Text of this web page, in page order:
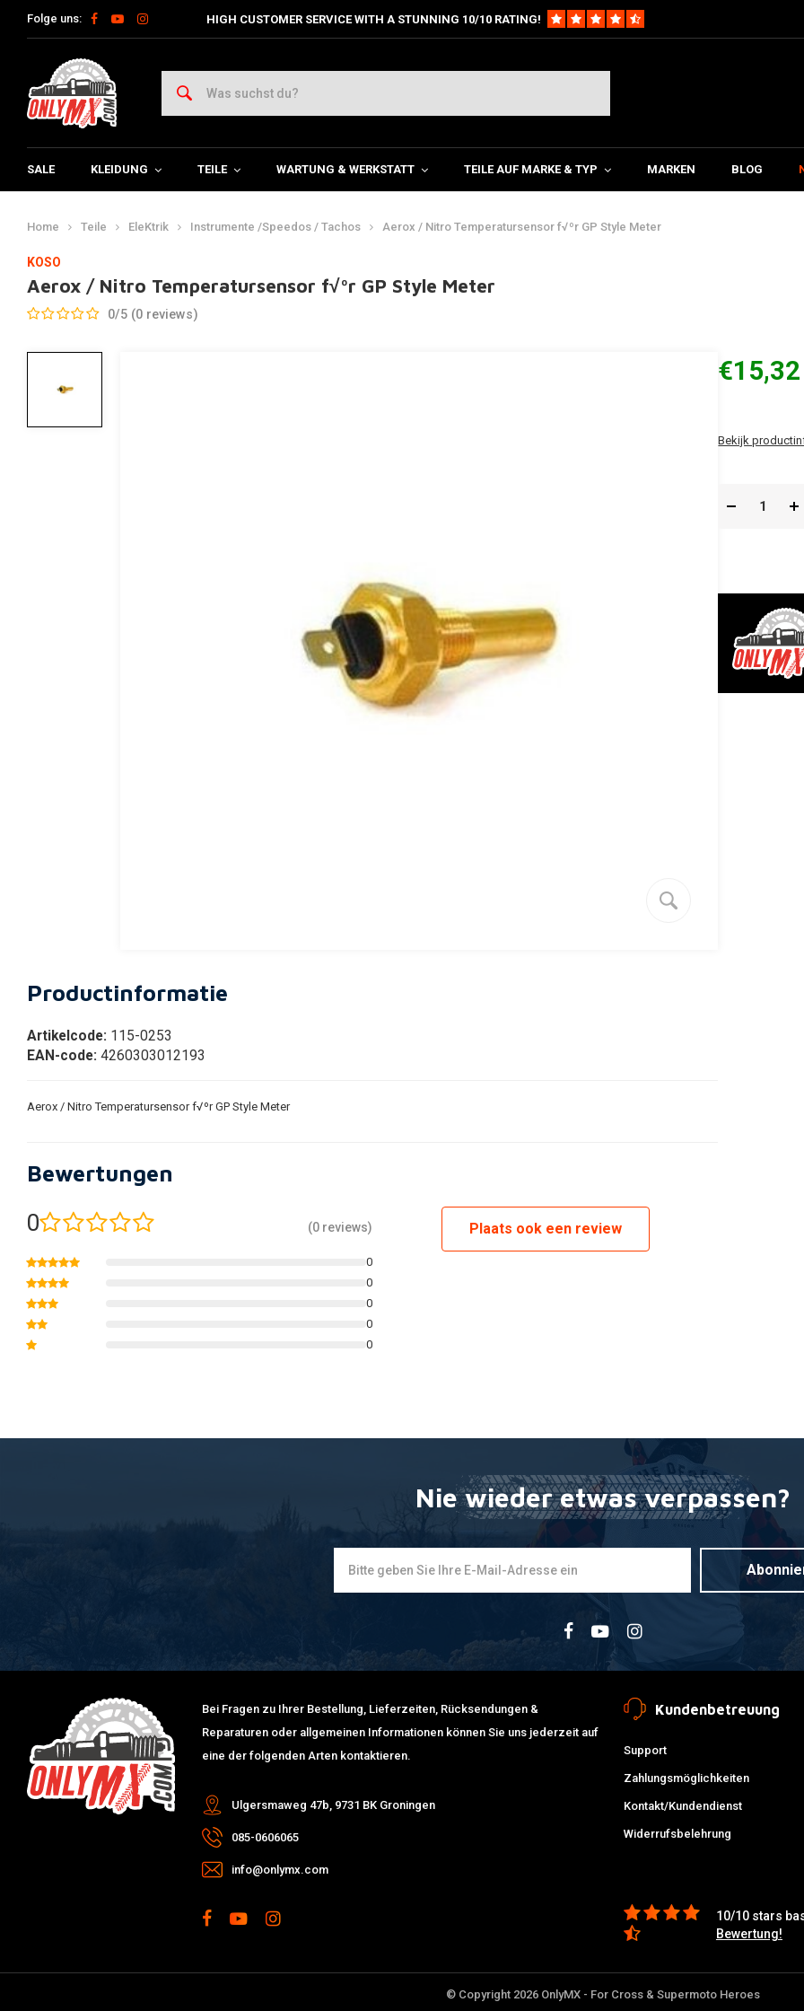
Folge uns: HIGH CUSTOMER SERVICE WITH A STUNNING 10/10 RATING!
SALE KLEIDUNG TEILE WARTUNG & WERKSTATT TEILE AUF MARKE & TYP MARKEN BLOG
Home Teile EleKtrik Instrumente /Speedos / Tachos Aerox / Nitro Temperatursensor f√ºr GP Style Meter
KOSO
Aerox / Nitro Temperatursensor f√ºr GP Style Meter
0/5 (0 reviews)
€15,32
Bekijk
Productinformatie
Artikelcode: 115-0253
EAN-code: 4260303012193
Aerox / Nitro Temperatursensor f√ºr GP Style Meter
Bewertungen
0 (0 reviews)
0
0
0
0
0
Plaats ook een review
Nie wieder etwas verpassen?
Bei Fragen zu Ihrer Bestellung, Lieferzeiten, Rücksendungen &
Reparaturen oder allgemeinen Informationen können Sie uns jederzeit auf
eine der folgenden Arten kontaktieren.
Ulgersmaweg 47b, 9731 BK Groningen
085-0606065
info@onlymx.com
Kundenbetreuung
Support
Zahlungsmöglichkeiten
Kontakt/Kundendienst
Widerrufsbelehrung
10/10 stars
Bewertung!
© Copyright 2026 OnlyMX - For Cross & Supermoto Heroes